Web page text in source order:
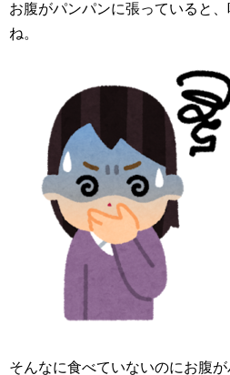
お腹がパンパンに張っていると
ね。
そんなに食べていないのにお腹